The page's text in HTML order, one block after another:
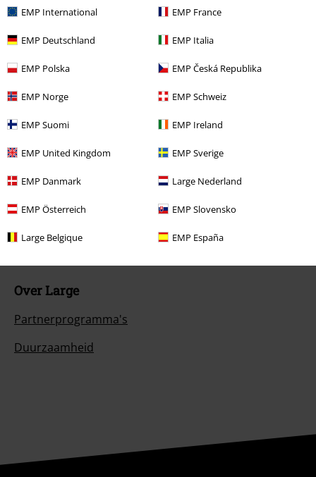
EMP International EMP France
EMP Deutschland EMP Italia
EMP Polska EMP Česká Republika
EMP Norge EMP Schweiz
EMP Suomi EMP Ireland
EMP United Kingdom EMP Sverige
EMP Danmark Large Nederland
EMP Österreich EMP Slovensko
Large Belgique EMP España
Annuleer mijn BSC-lidmaatschap
Betaalmethodes
Over Large
Partnerprogramma's
Duurzaamheid